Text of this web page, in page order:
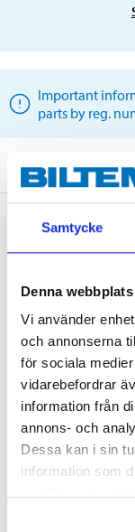
Samtycke
Denna
Vi använder
och annonserna
för sociala
vidarebefordrar
information från
annons- och
Dessa kan i sin
information som
Important
parts by reg.
Description
Cross stabiliser
Technical
Position